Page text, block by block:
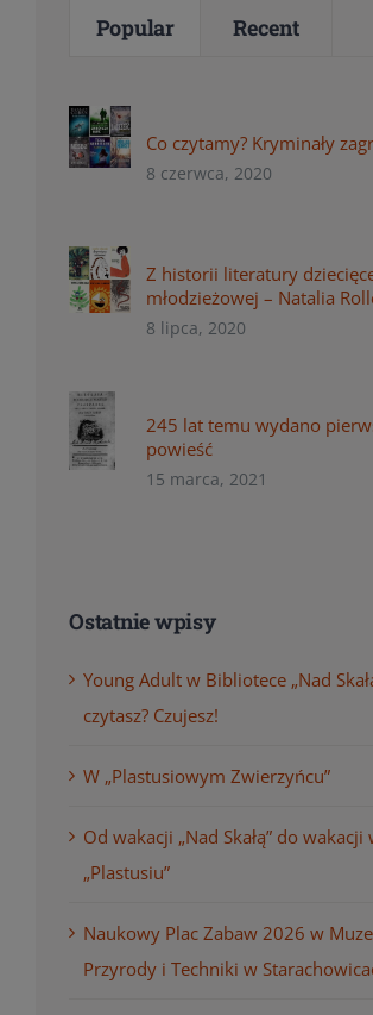
Popular Recent
Co czytamy? Kryminały
8 czerwca, 2020
Z historii literatury
młodzieżowej – Natalia
8 lipca, 2020
245 lat temu wydano
powieść
15 marca, 2021
Ostatnie wpisy
Young Adult w Bibliotece „Nad
czytasz? Czujesz!
W „Plastusiowym Zwierzyńcu”
Od wakacji „Nad Skałą” do wakacji
„Plastusiu”
Naukowy Plac Zabaw 2026 w
Przyrody i Techniki w